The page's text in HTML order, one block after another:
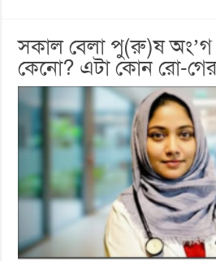
সকাল বেলা পু(রু)ষ অং’গ
কেনো? এটা কোন রো-